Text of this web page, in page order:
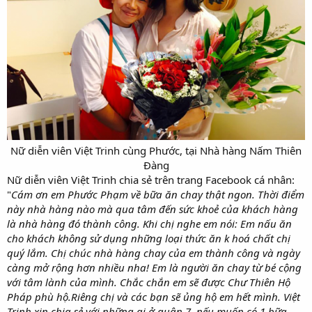
Nữ diễn viên Việt Trinh cùng Phước, tại Nhà hàng Nấm Thiên
Đàng​
Nữ diễn viên Việt Trinh chia sẻ trên trang Facebook cá nhân:
"Cám ơn em Phước Phạm về bữa ăn chay thật ngon. Thời điểm
này nhà hàng nào mà qua tâm đến sức khoẻ của khách hàng
là nhà hàng đó thành công. Khi chị nghe em nói: Em nấu ăn
cho khách không sử dụng những loại thức ăn k hoá chất chị
quý lắm. Chị chúc nhà hàng chay của em thành công và ngày
càng mở rộng hơn nhiều nha! Em là người ăn chay từ bé cộng
với tâm lành của mình. Chắc chắn em sẽ được Chư Thiên Hộ
Pháp phù hộ.Riêng chị và các bạn sẽ ủng hộ em hết mình. Việt